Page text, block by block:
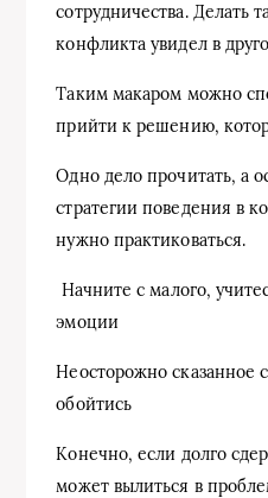
сотрудничества. Делать
конфликта увидел в
Таким макаром можно
прийти к решению,
Одно дело прочитать, а
стратегии поведения в
нужно практиковаться.
Начните с малого,
эмоции
Неосторожно сказанное
обойтись
Конечно, если долго
может вылиться в